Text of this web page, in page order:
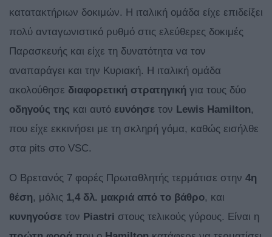
κατατακτήριων δοκιμών. Η ιταλική ομάδα είχε επιδείξει
πολύ ανταγωνιστικό ρυθμό στις ελεύθερες δοκιμές
Παρασκευής και είχε τη δυνατότητα να τον
αναπαράγει και την Κυριακή. H ιταλική ομάδα
ακολούθησε διαφορετική στρατηγική για τους δύο
οδηγούς της και αυτό ευνόησε τον Lewis Hamilton,
που είχε εκκινήσει με τη σκληρή γόμα, καθώς εισήλθε
στα pits στο VSC.
Ο Βρετανός 7 φορές Πρωταθλητής τερμάτισε στην 4η
θέση, μόλις 1,4 δλ. μακριά από το βάθρο, και
κυνηγούσε τον Piastri στους τελικούς γύρους. Είναι η